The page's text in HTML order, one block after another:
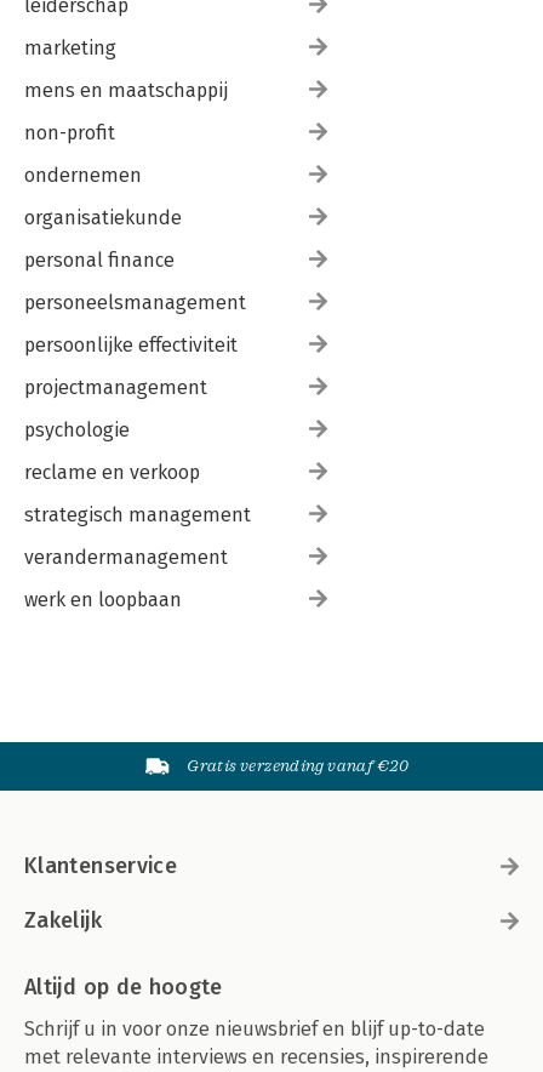
leiderschap
marketing
mens en maatschappij
non-profit
ondernemen
organisatiekunde
personal finance
personeelsmanagement
persoonlijke effectiviteit
projectmanagement
psychologie
reclame en verkoop
strategisch management
verandermanagement
werk en loopbaan
Gratis verzending vanaf €20
Klantenservice
Zakelijk
Altijd op de hoogte
Schrijf u in voor onze nieuwsbrief en blijf up-to-date
met relevante interviews en recensies, inspirerende